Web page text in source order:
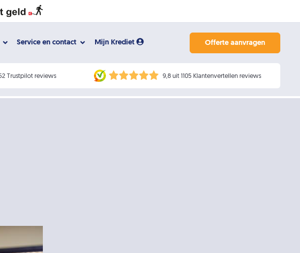
Service en contact Mijn Krediet Offerte aanvragen
Trustpilot reviews 9,8 uit 1105 Klantenvertellen reviews